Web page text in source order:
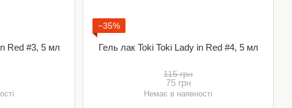
Red #3, 5 мл
−35%
Гель лак Toki Toki Lady in Red #4, 5 мл
115 грн
75 грн
Немає в наявності